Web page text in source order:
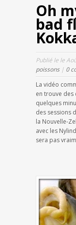
Oh
bad
Publié le le
poissons| 0
La vidéo
en trouve des
quelques
des sessions
la Nouvelle-
avec les
sera pas